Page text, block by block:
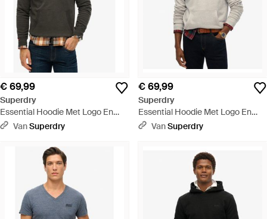
€ 69,99
Superdry
Essential Hoodie Met Logo En
Halfgeborstelde Voering - Grijs
VanSuperdry
€ 69,99
Superdry
Essential Hoodie Met Logo En
Halfgeborstelde Voering - Grijs
VanSuperdry